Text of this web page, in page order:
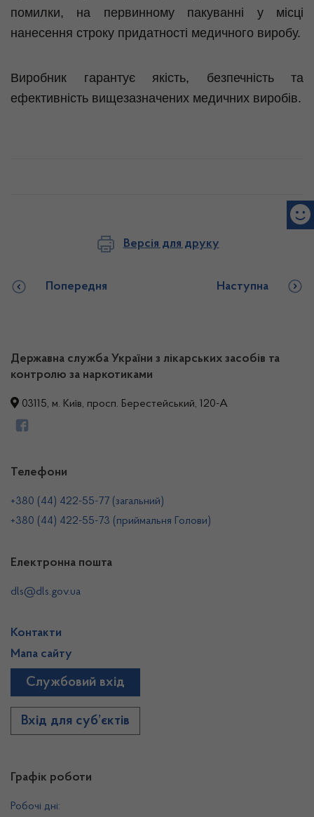
помилки, на первинному пакуванні у місці
нанесення строку придатності медичного виробу.
Виробник гарантує якість, безпечність та
ефективність вищезазначених медичних виробів.
Версія для друку
Попередня Наступна
Державна служба України з лікарських засобів та
контролю за наркотиками
03115, м. Київ, просп. Берестейський, 120-А
Графік роботи
Робочі дні:
Телефони
+380 (44) 422-55-77 (загальний)
+380 (44) 422-55-73 (приймальня Голови)
Електронна пошта
dls@dls.gov.ua
Контакти
Мапа сайту
Службовий вхід
Вхід для суб’єктів